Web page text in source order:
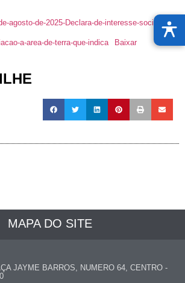
agosto-de-2025-Declara-de-interesse-social-
a-area-de-terra-que-indica Baixar
MAPA DO SITE
JAYME BARROS, NUMERO 64, CENTRO -